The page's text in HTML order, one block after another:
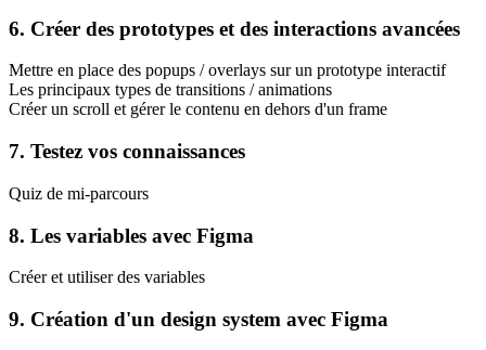
6. Créer des prototypes et des interactions avancées
Mettre en place des popups / overlays sur un prototype interactif
Les principaux types de transitions / animations
Créer un scroll et gérer le contenu en dehors d'un frame
7. Testez vos connaissances
Quiz de mi-parcours
8. Les variables avec Figma
Créer et utiliser des variables
9. Création d'un design system avec Figma